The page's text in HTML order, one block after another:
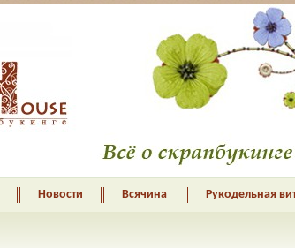
Новости Всячина Рукодельная